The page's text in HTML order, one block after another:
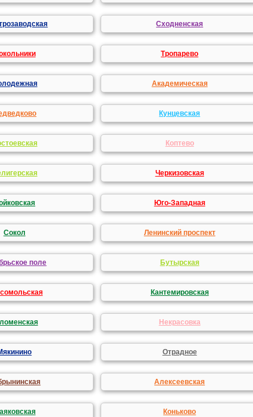
Сходненская
Тропарево
Академическая
Кунцевская
Коптево
Черкизовская
Юго-Западная
Сокол Ленинский проспект
поле Бутырская
Кантемировская
Некрасовка
Отрадное
Алексеевская
Коньково